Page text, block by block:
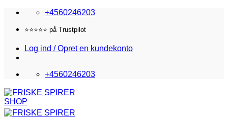
Fortsæt
indhold
+4560246203
⭐️⭐️⭐️⭐️⭐️ på Trustpilot
Log ind / Opret en kundekonto
+4560246203